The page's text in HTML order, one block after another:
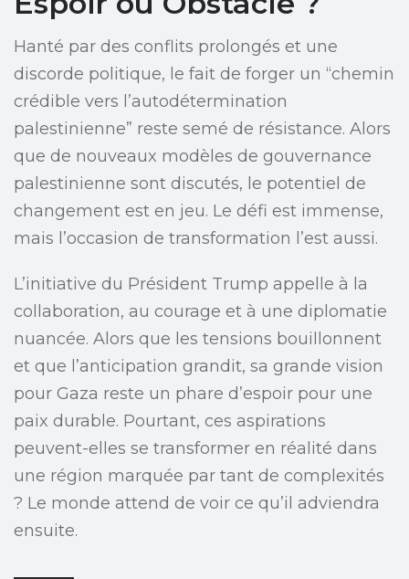
Hanté par des conflits prolongés et une
discorde politique, le fait de forger un “chemin
crédible vers l’autodétermination
palestinienne” reste semé de résistance. Alors
que de nouveaux modèles de gouvernance
palestinienne sont discutés, le potentiel de
changement est en jeu. Le défi est immense,
mais l’occasion de transformation l’est aussi.
L’initiative du Président Trump appelle à la
collaboration, au courage et à une diplomatie
nuancée. Alors que les tensions bouillonnent
et que l’anticipation grandit, sa grande vision
pour Gaza reste un phare d’espoir pour une
paix durable. Pourtant, ces aspirations
peuvent-elles se transformer en réalité dans
une région marquée par tant de complexités
? Le monde attend de voir ce qu’il adviendra
ensuite.